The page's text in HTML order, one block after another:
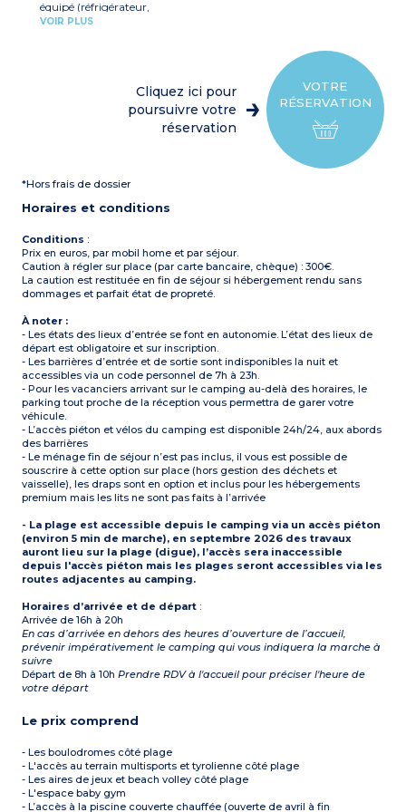
WC séparé
Terrasse surélevée en bois
personnes bébé inclus
- Draps et serviettes fournis
équipé (réfrigérateur,
micro-ondes, cafetière,
1 chambre avec 1 lit double
2 chambres avec 2 lits
chiliennes, plancha à gaz
Capacité max. 6
À noter :
- Draps et serviettes fournis
pour les participants
inscrits (les lits ne sont pas
faits à l’arrivée)
VOIR PLUS
VOTRE
RÉSERVATION
Cliquez ici pour
poursuivre votre
réservation
*Hors frais de dossier
Horaires et conditions
Conditions :
Prix en euros, par mobil home et par séjour.
Caution à régler sur place (par carte bancaire, chèque) : 300€.
La caution est restituée en fin de séjour si hébergement rendu sans
dommages et parfait état de propreté.
À noter :
- Les états des lieux d’entrée se font en autonomie. L’état des lieux de
départ est obligatoire et sur inscription.
- Les barrières d’entrée et de sortie sont indisponibles la nuit et
accessibles via un code personnel de 7h à 23h.
- Pour les vacanciers arrivant sur le camping au-delà des horaires, le
parking tout proche de la réception vous permettra de garer votre
véhicule.
- L’accès piéton et vélos du camping est disponible 24h/24, aux abords
des barrières
- Le ménage fin de séjour n’est pas inclus, il vous est possible de
souscrire à cette option sur place (hors gestion des déchets et
vaisselle), les draps sont en option et inclus pour les hébergements
premium mais les lits ne sont pas faits à l’arrivée
- La plage est accessible depuis le camping via un accès piéton
(environ 5 min de marche), en septembre 2026 des travaux
auront lieu sur la plage (digue), l’accès sera inaccessible
depuis l'accès piéton mais les plages seront accessibles via les
routes adjacentes au camping.
Horaires d’arrivée et de départ :
Arrivée de 16h à 20h
En cas d’arrivée en dehors des heures d’ouverture de l’accueil,
prévenir impérativement le camping qui vous indiquera la marche à
suivre
Départ de 8h à 10hPrendre RDV à l'accueil pour préciser l'heure de
votre départ
Le prix comprend
- Les boulodromes côté plage
- L'accès au terrain multisports et tyrolienne côté plage
- Les aires de jeux et beach volley côté plage
- L'espace baby gym
- L’accès à la piscine couverte chauffée (ouverte de avril à fin